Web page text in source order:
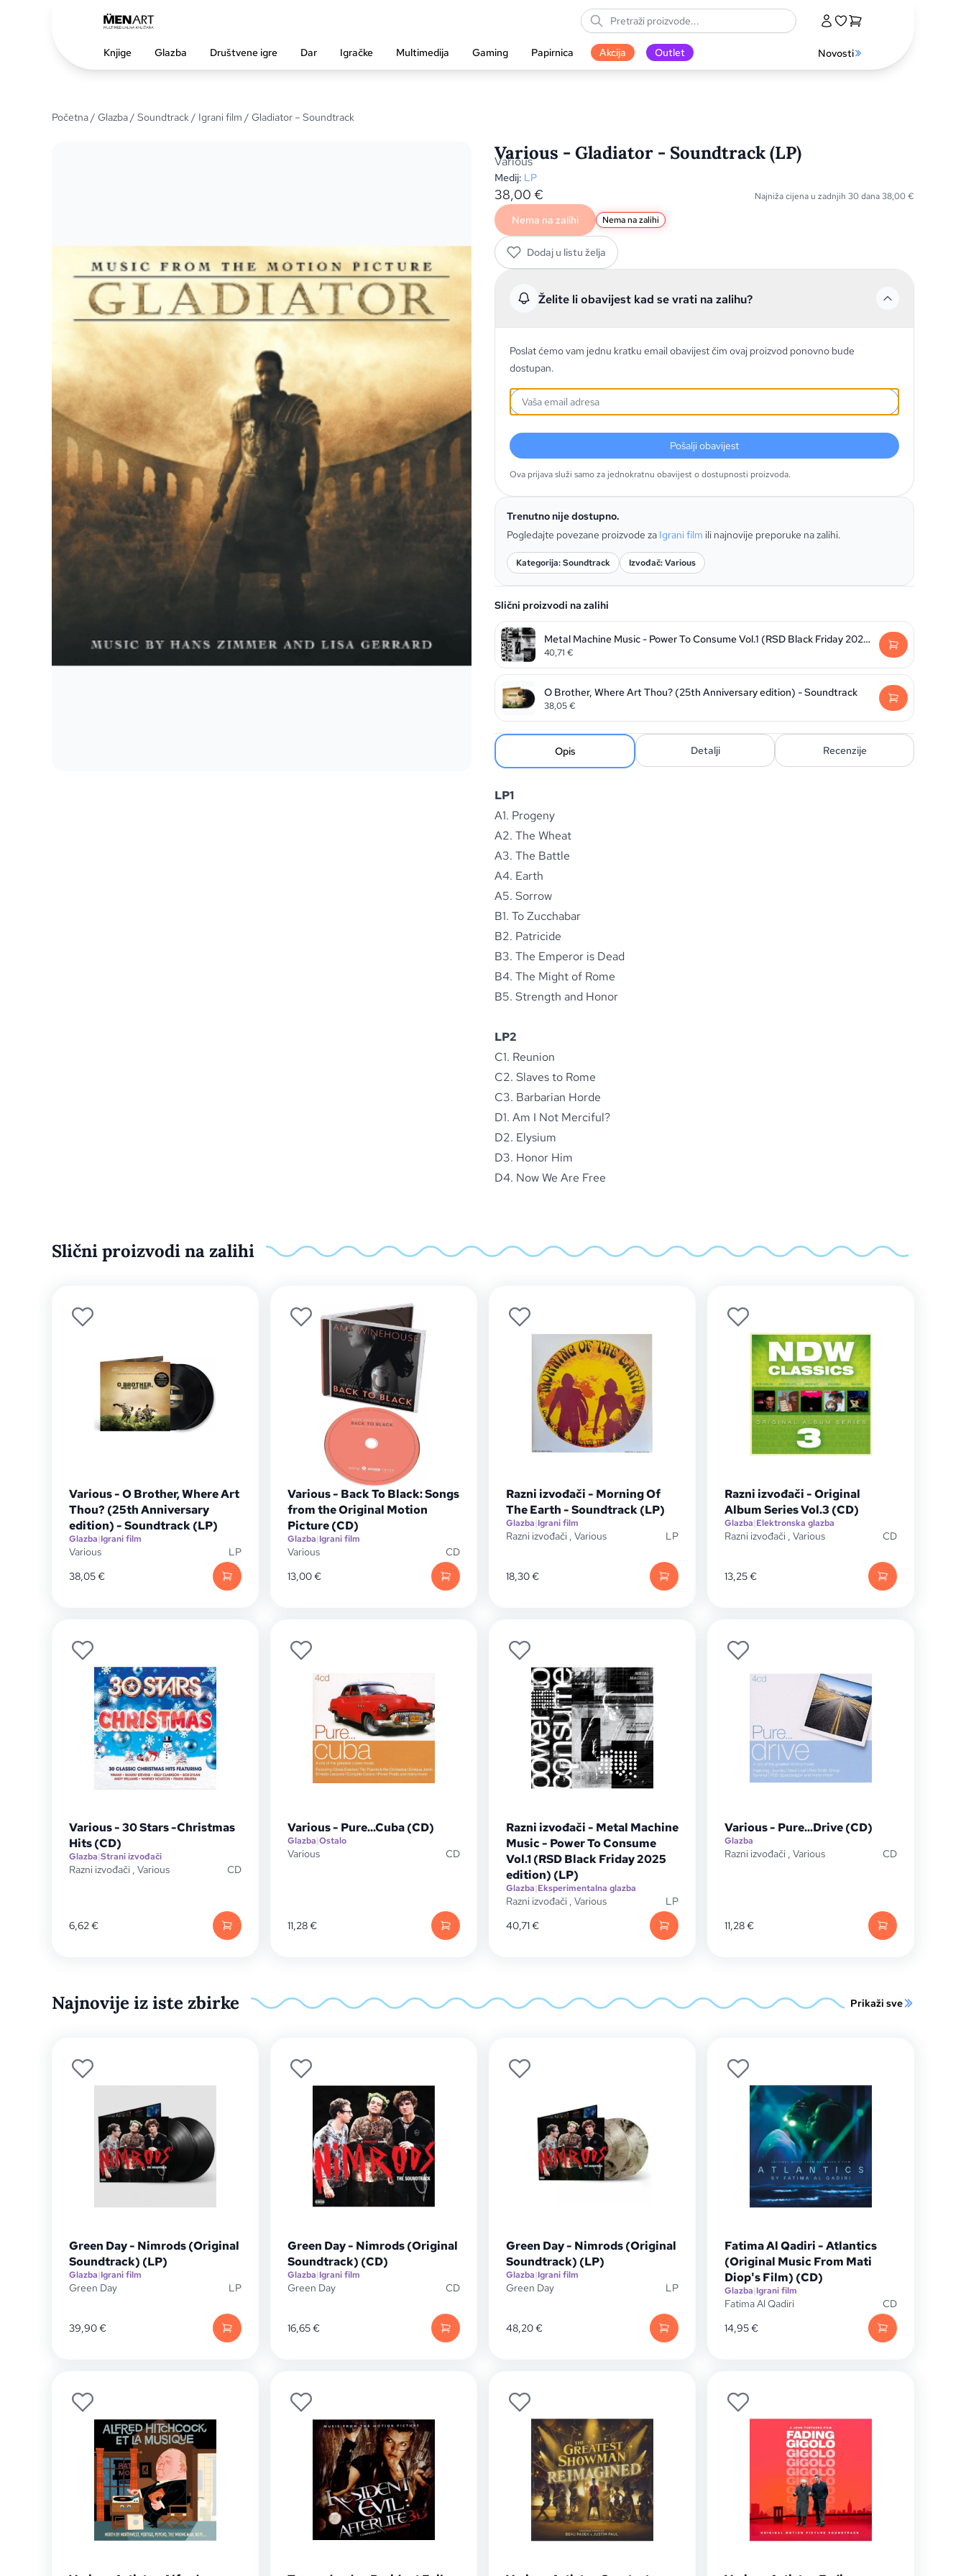
Knjige Glazba Društvene igre Dar Igračke Multimedija Gaming Papirnica Akcija Outlet Novosti
Početna/ Glazba/ Soundtrack/ Igrani film / Gladiator – Soundtrack
Various - Gladiator - Soundtrack (LP)
Various
Medij: LP
38,00 € Najniža cijena u zadnjih 30 dana38,00€
Nema na zalihi Nema na zalihi
Dodaj u listu želja
Želite li obavijest kad se vrati na zalihu?
Poslat ćemo vam jednu kratku email obavijest čim ovaj proizvod ponovno bude
dostupan.
Pošalji obavijest
Ova prijava služi samo za jednokratnu obavijest o dostupnosti proizvoda.
Trenutno nije dostupno.
Pogledajte povezane proizvode za Igrani film ili najnovije preporuke na zalihi.
Kategorija: Soundtrack Izvođač: Various
Slični proizvodi na zalihi
Metal Machine Music - Power To Consume Vol.1 (RSD Black Friday 2025 edition)
40,71 €
O Brother, Where Art Thou? (25th Anniversary edition) - Soundtrack
38,05€
Opis Detalji Recenzije
LP1
A1. Progeny
A2. The Wheat
A3. The Battle
A4. Earth
A5. Sorrow
B1. To Zucchabar
B2. Patricide
B3. The Emperor is Dead
B4. The Might of Rome
B5. Strength and Honor
LP2
C1. Reunion
C2. Slaves to Rome
C3. Barbarian Horde
D1. Am I Not Merciful?
D2. Elysium
D3. Honor Him
D4. Now We Are Free
Slični proizvodi na zalihi
Various - O Brother, Where Art
Thou? (25th Anniversary
edition) - Soundtrack (LP)
Glazba|Igrani film
Various
LP
38,05€
Various - Back To Black: Songs
from the Original Motion
Picture (CD)
Glazba|Igrani film
Various
CD
13,00€
Razni izvođači - Morning Of
The Earth - Soundtrack (LP)
Glazba|Igrani film
Razni izvođači , Various LP
18,30€
Razni izvođači - Original
Album Series Vol.3 (CD)
Glazba|Elektronska glazba
Razni izvođači , Various CD
13,25€
Various - 30 Stars -Christmas
Hits (CD)
Glazba|Strani izvođači
Razni izvođači , Various CD
6,62€
Various - Pure...Cuba (CD)
Glazba|Ostalo
Various CD
11,28€
Razni izvođači - Metal Machine
Music - Power To Consume
Vol.1 (RSD Black Friday 2025
edition) (LP)
Glazba|Eksperimentalna glazba
Razni izvođači , Various
LP
40,71€
Various - Pure...Drive (CD)
Glazba
Razni izvođači , Various CD
11,28€
Najnovije iz iste zbirke Prikaži sve
Green Day - Nimrods (Original
Soundtrack) (LP)
Glazba|Igrani film
Green Day LP
39,90€
Green Day - Nimrods (Original
Soundtrack) (CD)
Glazba|Igrani film
Green Day CD
16,65€
Green Day - Nimrods (Original
Soundtrack) (LP)
Glazba|Igrani film
Green Day LP
48,20€
Fatima Al Qadiri - Atlantics
(Original Music From Mati
Diop's Film) (CD)
Glazba|Igrani film
Fatima Al Qadiri
CD
14,95€